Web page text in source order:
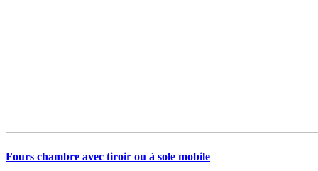
Fours chambre avec tiroir ou à sole mobile